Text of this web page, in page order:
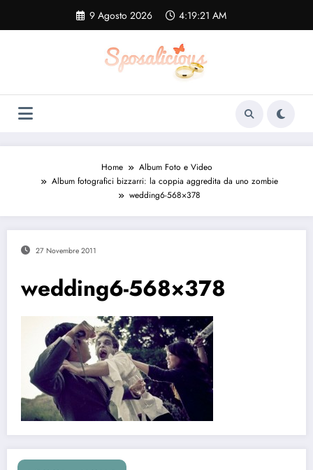
contenuto
9 Agosto 2026 4:19:22 AM
Home
Album Foto e Video
Album fotografici bizzarri: la coppia aggredita da uno zombie
wedding6-568×378
27 Novembre 2011
wedding6-568×378